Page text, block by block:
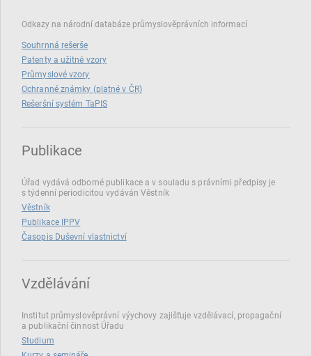
Odkazy na národní databáze průmyslověprávních informací
Souhrnná rešerše
Patenty a užitné vzory
Průmyslové vzory
Ochranné známky (platné v ČR)
Rešeršní systém TaPIS
Publikace
Úřad vydává odborné publikace a v souladu s právními předpisy je
s týdenní periodicitou vydáván Věstník
Věstník
Publikace IPPV
Časopis Duševní vlastnictví
Vzdělávání
Institut průmyslověprávní výychovy zajišťuje vzdělávací, propagační
a publikační činnost Úřadu
Studium